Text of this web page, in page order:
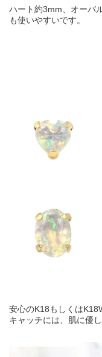
ハート約3mm、オーバ
も使いやすいです。
安心のK18もしくは
キャッチには、肌に優